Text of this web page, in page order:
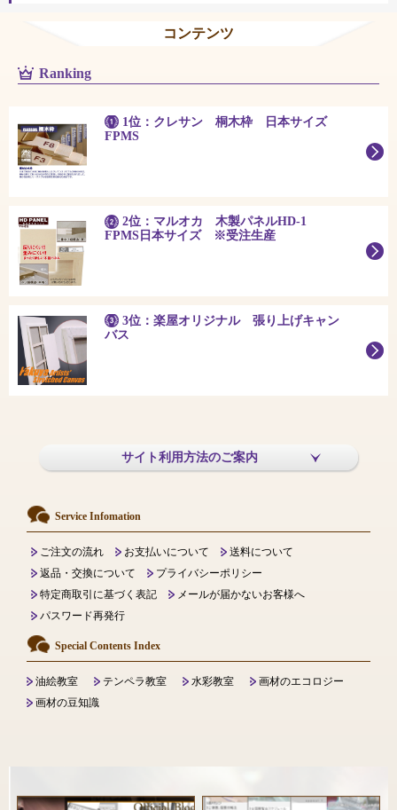
コンテンツ
Ranking
1位：クレサン 桐木枠 日本サイズ
FPMS
2位：マルオカ 木製パネルHD-1
FPMS日本サイズ ※受注生産
3位：楽屋オリジナル 張り上げキャン
バス
サイト利用方法のご案内
Service Infomation
ご注文の流れ お支払いについて
送料について
返品・交換について
プライバシーポリシー
特定商取引に基づく表記
メールが届かないお客様へ
パスワード再発行
Special Contents Index
油絵教室 テンペラ教室 水彩教室
画材のエコロジー
画材の豆知識